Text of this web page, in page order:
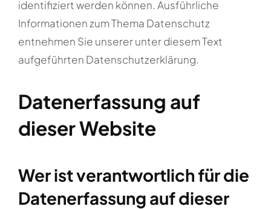
identifiziert werden können. Ausführliche
Informationen zum Thema Datenschutz
entnehmen Sie unserer unter diesem Text
aufgeführten Datenschutzerklärung.
Datenerfassung auf
dieser Website
Wer ist verantwortlich für die
Datenerfassung auf dieser